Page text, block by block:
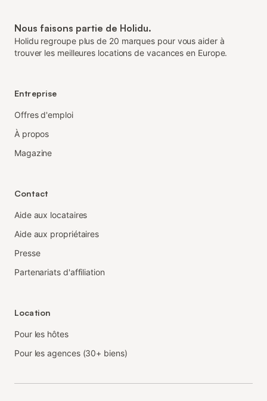
Nous faisons partie de Holidu.
Holidu regroupe plus de 20 marques pour vous aider à
trouver les meilleures locations de vacances en Europe.
Entreprise
Offres d'emploi
À propos
Magazine
Contact
Aide aux locataires
Aide aux propriétaires
Presse
Partenariats d'affiliation
Location
Pour les hôtes
Pour les agences (30+ biens)